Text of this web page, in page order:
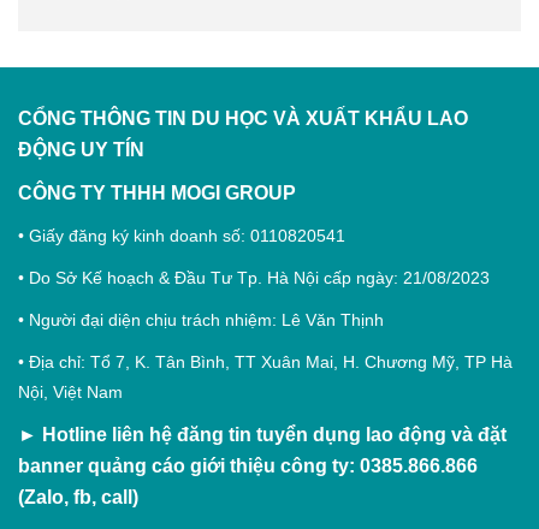
CỔNG THÔNG TIN DU HỌC VÀ XUẤT KHẨU LAO
ĐỘNG UY TÍN
CÔNG TY THHH MOGI GROUP
• Giấy đăng ký kinh doanh số: 0110820541
• Do Sở Kế hoạch & Đầu Tư Tp. Hà Nội cấp ngày: 21/08/2023
• Người đại diện chịu trách nhiệm: Lê Văn Thịnh
• Địa chỉ: Tổ 7, K. Tân Bình, TT Xuân Mai, H. Chương Mỹ, TP Hà
Nội, Việt Nam
► Hotline liên hệ đăng tin tuyển dụng lao động và đặt
banner quảng cáo giới thiệu công ty: 0385.866.866
(Zalo, fb, call)